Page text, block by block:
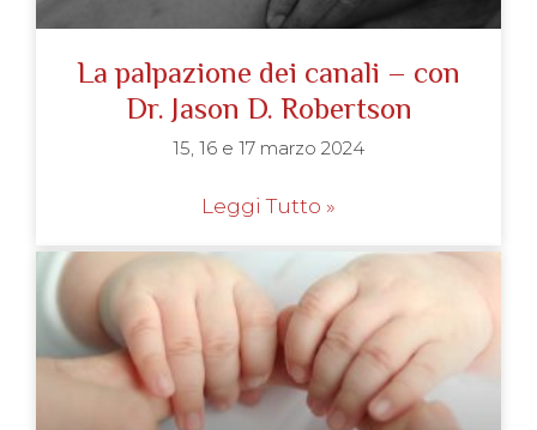
La palpazione dei canali – con
Dr. Jason D. Robertson
15, 16 e 17 marzo 2024
Leggi Tutto »